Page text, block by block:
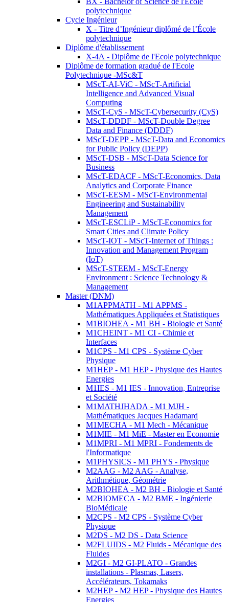
polytechnique
Cycle Ingénieur
X - Titre d’Ingénieur diplômé de l’École
polytechnique
Diplôme d'établissement
X-4A - Diplôme de l'Ecole polytechnique
Diplôme de formation gradué de l'Ecole
Polytechnique -MSc&T
MScT-AI-ViC - MScT-Artificial
Intelligence and Advanced Visual
Computing
MScT-CyS - MScT-Cybersecurity (CyS)
MScT-DDDF - MScT-Double Degree
Data and Finance (DDDF)
MScT-DEPP - MScT-Data and Economics
for Public Policy (DEPP)
MScT-DSB - MScT-Data Science for
Business
MScT-EDACF - MScT-Economics, Data
Analytics and Corporate Finance
MScT-EESM - MScT-Environmental
Engineering and Sustainability
Management
MScT-ESCLiP - MScT-Economics for
Smart Cities and Climate Policy
MScT-IOT - MScT-Internet of Things :
Innovation and Management Program
(IoT)
MScT-STEEM - MScT-Energy
Environment : Science Technology &
Management
Master (DNM)
M1APPMATH - M1 APPMS -
Mathématiques Appliquées et Statistiques
M1BIOHEA - M1 BH - Biologie et Santé
M1CHEINT - M1 CI - Chimie et
Interfaces
M1CPS - M1 CPS - Système Cyber
Physique
M1HEP - M1 HEP - Physique des Hautes
Energies
M1IES - M1 IES - Innovation, Entreprise
et Société
M1MATHJHADA - M1 MJH -
Mathématiques Jacques Hadamard
M1MECHA - M1 Mech - Mécanique
M1MIE - M1 MiE - Master en Economie
M1MPRI - M1 MPRI - Fondements de
l'Informatique
M1PHYSICS - M1 PHYS - Physique
M2AAG - M2 AAG - Analyse,
Arithmétique, Géométrie
M2BIOHEA - M2 BH - Biologie et Santé
M2BIOMECA - M2 BME - Ingénierie
BioMédicale
M2CPS - M2 CPS - Système Cyber
Physique
M2DS - M2 DS - Data Science
M2FLUIDS - M2 Fluids - Mécanique des
Fluides
M2GI - M2 GI-PLATO - Grandes
installations - Plasmas, Lasers,
Accélérateurs, Tokamaks
M2HEP - M2 HEP - Physique des Hautes
Energies